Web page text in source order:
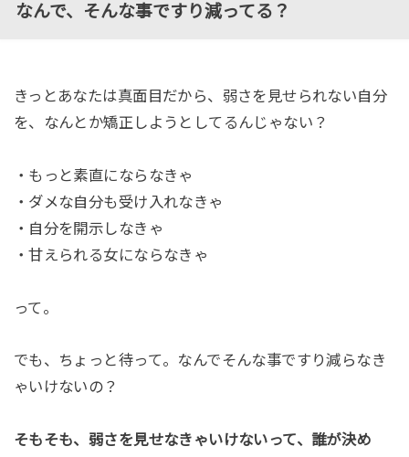
なんで、そんな事ですり減ってる？
きっとあなたは真面目だから、弱さを見せられない自分
を、なんとか矯正しようとしてるんじゃない？
・もっと素直にならなきゃ
・ダメな自分も受け入れなきゃ
・自分を開示しなきゃ
・甘えられる女にならなきゃ
って。
でも、ちょっと待って。なんでそんな事ですり減らなき
ゃいけないの？
そもそも、弱さを見せなきゃいけないって、誰が決め